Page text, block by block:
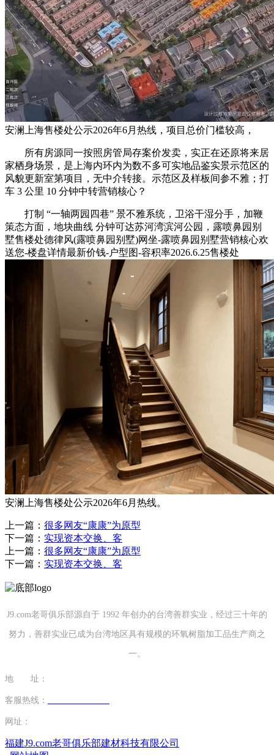
安澜上海售楼处公示2026年6月热线，项目总价门槛较高，
所有房源同一按照房管局存案价发卖，实正在还原将来居
家栖身场景，是上海内环内为数不多可实地品鉴实景示范区的
风貌更新室第项目，无中介转接。示范区及样板间参不雅；打
车 3 公里 10 分钟中转营销核心？
打制 “一轴两园四巷” 景不雅系统，卫浴干湿分手，加鞭
策态方面，地块曲线 分钟可达苏河湾滨河公园，露喷鼻园别
墅售楼处德律风(露喷鼻园别墅)网坐-露喷鼻园别墅营销核心欢
送您-楼盘详情最新价钱-户型图-容积率2026.6.25售楼处
安澜上海售楼处公示2026年6月热线。
上一篇： 很多网友“康康”为原型
下一篇： 实现资本交换、客
上一篇： 很多网友“康康”为原型
下一篇： 实现资本交换、客
J9.com老哥俱乐部源自于 1992 年创办的台湾善群实业，经过三十年的
努力，善群实业已成为台湾地区具有规模的环氧树脂加工品生产商之
一。
地 址：
客服热线：
网址：
福建J9.com老哥俱乐部建材科技有限公司